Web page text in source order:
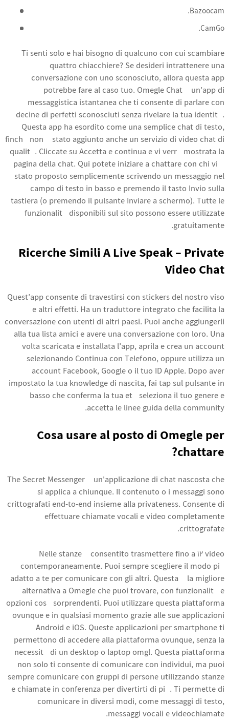
Bazoocam.
CamGo.
Ti senti solo e hai bisogno di qualcuno con cui scambiare
quattro chiacchiere? Se desideri intrattenere una
conversazione con uno sconosciuto, allora questa app
potrebbe fare al caso tuo. Omegle Chat è un’app di
messaggistica istantanea che ti consente di parlare con
decine di perfetti sconosciuti senza rivelare la tua identità.
Questa app ha esordito come una semplice chat di testo,
finché non è stato aggiunto anche un servizio di video chat di
qualità. Cliccate su Accetta e continua e vi verrà mostrata la
pagina della chat. Qui potete iniziare a chattare con chi vi è
stato proposto semplicemente scrivendo un messaggio nel
campo di testo in basso e premendo il tasto Invio sulla
tastiera (o premendo il pulsante Inviare a schermo). Tutte le
funzionalità disponibili sul sito possono essere utilizzate
gratuitamente.
Ricerche Simili A Live Speak – Private
Video Chat
Quest’app consente di travestirsi con stickers del nostro viso
e altri effetti. Ha un traduttore integrato che facilita la
conversazione con utenti di altri paesi. Puoi anche aggiungerli
alla tua lista amici e avere una conversazione con loro. Una
volta scaricata e installata l’app, aprila e crea un account
selezionando Continua con Telefono, oppure utilizza un
account Facebook, Google o il tuo ID Apple. Dopo aver
impostato la tua knowledge di nascita, fai tap sul pulsante in
basso che conferma la tua età seleziona il tuo genere e
accetta le linee guida della community.
Cosa usare al posto di Omegle per
chattare?
The Secret Messenger è un'applicazione di chat nascosta che
si applica a chiunque. Il contenuto o i messaggi sono
crittografati end-to-end insieme alla privateness. Consente di
effettuare chiamate vocali e video completamente
crittografate.
Nelle stanze è consentito trasmettere fino a 12 video
contemporaneamente. Puoi sempre scegliere il modo più
adatto a te per comunicare con gli altri. Questa è la migliore
alternativa a Omegle che puoi trovare, con funzionalità e
opzioni così sorprendenti. Puoi utilizzare questa piattaforma
ovunque e in qualsiasi momento grazie alle sue applicazioni
Android e iOS. Queste applicazioni per smartphone ti
permettono di accedere alla piattaforma ovunque, senza la
necessità di un desktop o laptop omgl. Questa piattaforma
non solo ti consente di comunicare con individui, ma puoi
sempre comunicare con gruppi di persone utilizzando stanze
e chiamate in conferenza per divertirti di più. Ti permette di
comunicare in diversi modi, come messaggi di testo,
messaggi vocali e videochiamate.